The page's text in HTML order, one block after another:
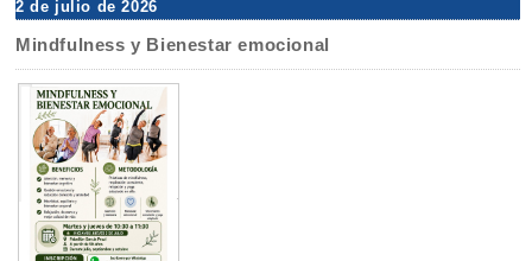
2 de julio de 2026
Mindfulness y Bienestar emocional